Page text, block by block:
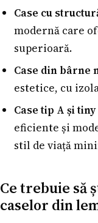
Case cu
modernă care
superioară.
Case din bârne
estetice, cu
Case tip A și
eficiente și
stil de viață
Ce trebuie să
caselor din